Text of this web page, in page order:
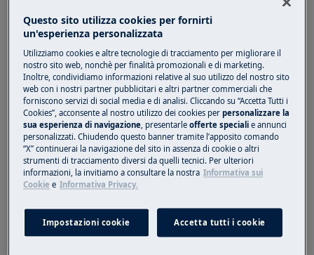
Il display è vuoto:
La batteria è scarica. Deve essere
ricaricato.
Il display funziona:
Può anche arrestarsi in caso di riavvio del
sistema, attivato da un arresto anomalo
del sistema interno. Il progresso attuale
probabilmente è stato cancellato.
verrà avviato un nuovo ciclo di pulizia. Si
consiglia di rimettere il robot nel punto di
Questo sito utilizza cookies per fornirti
un'esperienza personalizzata
Utilizziamo cookies e altre tecnologie di tracciamento per migliorare il
nostro sito web, nonchè per finalità promozionali e di marketing.
Inoltre, condividiamo informazioni relative al suo utilizzo del nostro sito
web con i nostri partner pubblicitari e altri partner commerciali che
forniscono servizi di social media e di analisi. Cliccando su “Accetta Tutti i
Cookies”, acconsente al nostro utilizzo dei cookies perpersonalizzare la
sua esperienza di navigazione , presentarleofferte speciali e annunci
personalizzati. Chiudendo questo banner tramite l’apposito comando
“X” continuerai la navigazione del sito in assenza di cookie o altri
strumenti di tracciamento diversi da quelli tecnici. Per ulteriori
informazioni, la invitiamo a consultare la nostra Informativa sui
Cookie e Informativa Privacy.
Impostazioni cookie Accetta tutti i cookie